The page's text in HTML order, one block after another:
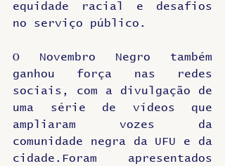
equidade racial e desafios
no serviço público.
O Novembro Negro também
ganhou força nas redes
sociais, com a divulgação de
uma série de vídeos que
ampliaram vozes da
comunidade negra da UFU e da